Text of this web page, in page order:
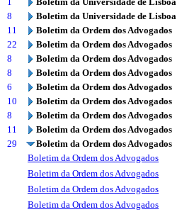
8
Boletim da Universidade de Lisboa
11
Boletim da Ordem dos Advogados
22
Boletim da Ordem dos Advogados
8
Boletim da Ordem dos Advogados
8
Boletim da Ordem dos Advogados
6
Boletim da Ordem dos Advogados
10
Boletim da Ordem dos Advogados
8
Boletim da Ordem dos Advogados
11
Boletim da Ordem dos Advogados
29
Boletim da Ordem dos Advogados
Boletim da Ordem dos Advogados
Boletim da Ordem dos Advogados
Boletim da Ordem dos Advogados
Boletim da Ordem dos Advogados